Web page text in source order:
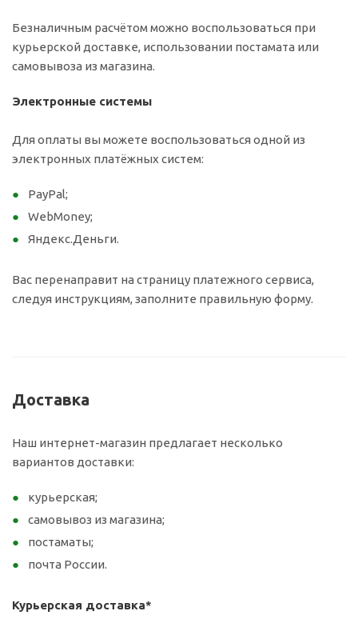
Безналичным расчётом можно воспользоваться при
курьерской доставке, использовании постамата или
самовывоза из магазина.
Электронные системы
Для оплаты вы можете воспользоваться одной из
электронных платёжных систем:
PayPal;
WebMoney;
Яндекс.Деньги.
Вас перенаправит на страницу платежного сервиса,
следуя инструкциям, заполните правильную форму.
Доставка
Наш интернет-магазин предлагает несколько
вариантов доставки:
курьерская;
самовывоз из магазина;
постаматы;
почта России.
Курьерская доставка*